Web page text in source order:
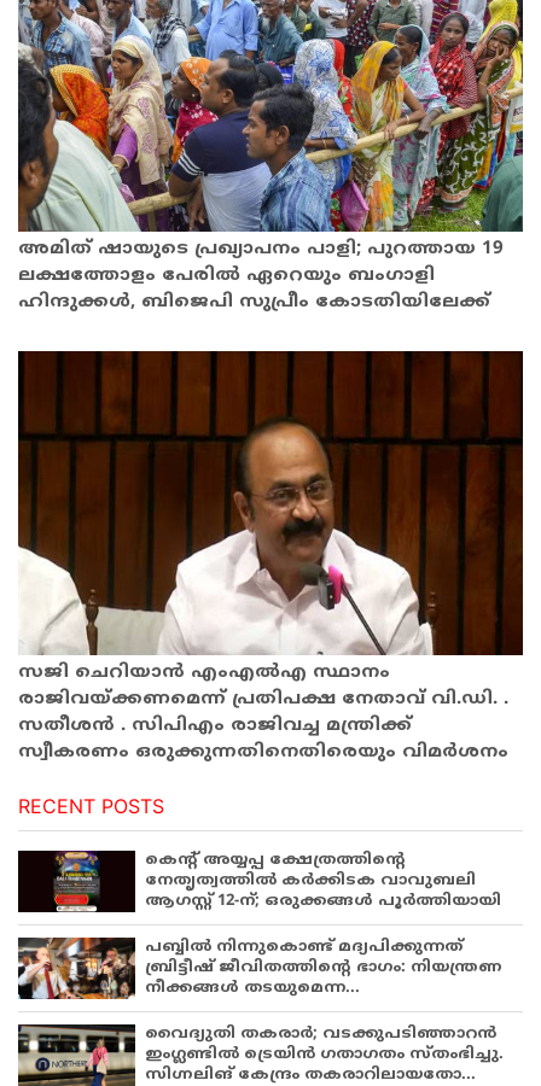
അമിത് ഷായുടെ പ്രഖ്യാപനം പാളി; പുറത്തായ 19
ലക്ഷത്തോളം പേരിൽ ഏറെയും ബംഗാളി
ഹിന്ദുക്കൾ, ബിജെപി സുപ്രീം കോടതിയിലേക്ക്
സജി ചെറിയാൻ എംഎൽഎ സ്ഥാനം
രാജിവയ്ക്കണമെന്ന് പ്രതിപക്ഷ നേതാവ് വി.ഡി. .
സതീശൻ . സിപിഎം രാജിവച്ച മന്ത്രിക്ക്
സ്വീകരണം ഒരുക്കുന്നതിനെതിരെയും വിമർശനം
RECENT POSTS
കെന്റ് അയ്യപ്പ ക്ഷേത്രത്തിന്റെ
നേതൃത്വത്തിൽ കർക്കിടക വാവുബലി
ആഗസ്റ്റ് 12-ന്; ഒരുക്കങ്ങൾ പൂർത്തിയായി
പബ്ബില്‍ നിന്നുകൊണ്ട് മദ്യപിക്കുന്നത്
ബ്രിട്ടീഷ് ജീവിതത്തിന്റെ ഭാഗം: നിയന്ത്രണ
നീക്കങ്ങള്‍ തടയുമെന്ന...
വൈദ്യുതി തകരാർ; വടക്കുപടിഞ്ഞാറൻ
ഇംഗ്ലണ്ടിൽ ട്രെയിൻ ഗതാഗതം സ്തംഭിച്ചു.
സിഗ്നലിങ് കേന്ദ്രം തകരാറിലായതോ...